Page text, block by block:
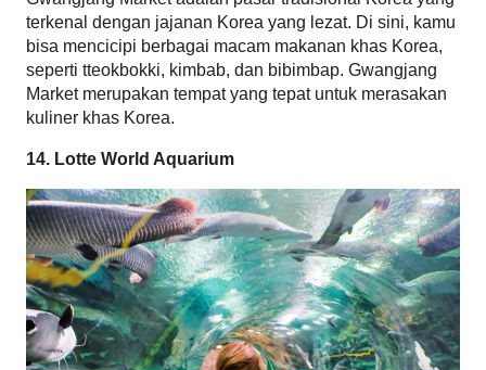
terkenal dengan jajanan Korea yang lezat. Di sini, kamu
bisa mencicipi berbagai macam makanan khas Korea,
seperti tteokbokki, kimbab, dan bibimbap. Gwangjang
Market merupakan tempat yang tepat untuk merasakan
kuliner khas Korea.
14. Lotte World Aquarium